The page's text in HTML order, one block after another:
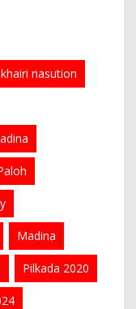
nasution
Madina
Pilkada 2020